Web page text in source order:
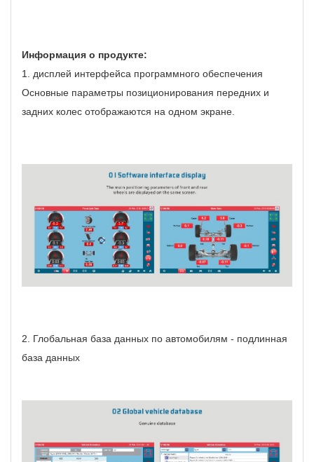
Информация о продукте:
1. дисплей интерфейса программного обеспечения
Основные параметры позиционирования передних и
задних колес отображаются на одном экране.
2. Глобальная база данных по автомобилям - подлинная
база данных